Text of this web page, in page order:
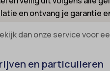
en ontvang je garantie
dan onze service voor
en particulieren